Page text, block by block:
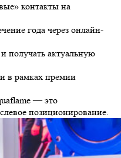
контакты на
года через онлайн-
получать актуальную
в рамках премии
— это
позиционирование.